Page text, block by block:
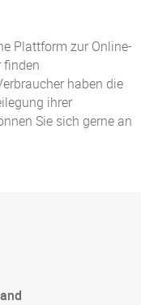
Plattform zur Online-
finden
haben die
ihrer
Sie sich gerne an